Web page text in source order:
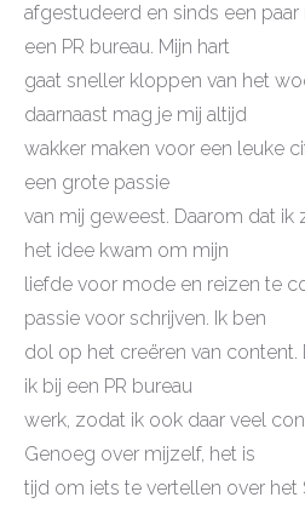
afgestudeerd en sinds een
een PR bureau. Mijn hart
gaat sneller kloppen van het
daarnaast mag je mij altijd
wakker maken voor een leuke
een grote passie
van mij geweest. Daarom dat ik
het idee kwam om mijn
liefde voor mode en reizen te
passie voor schrijven. Ik ben
dol op het creëren van content.
ik bij een PR bureau
werk, zodat ik ook daar veel
Genoeg over mijzelf, het is
tijd om iets te vertellen over het